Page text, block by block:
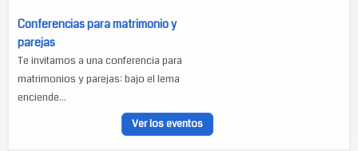
Conferencias para matrimonio y
parejas
Te invitamos a una conferencia para
matrimonios y parejas: bajo el lema
enciende...
Ver los eventos